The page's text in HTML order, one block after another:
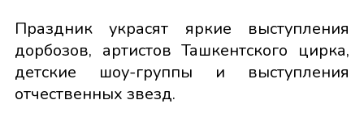
Праздник украсят яркие выступления
дорбозов, артистов Ташкентского цирка,
детские шоу-группы и выступления
отчественных звезд.